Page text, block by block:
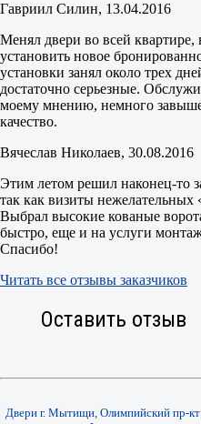
Гавриил Силин, 13.04.2016
Менял двери во всей
установить новое
установки занял около трех
достаточно серьезные.
моему мнению, немного
качество.
Вячеслав Николаев, 30.08.2016
Этим летом решил наконец-то
так как визиты нежелательных
Выбрал высокие кованые
быстро, еще и на услуги
Спасибо!
Читать все отзывы заказчиков
Оставить отзыв
Двери г. Мытищи, Олимпийский пр-